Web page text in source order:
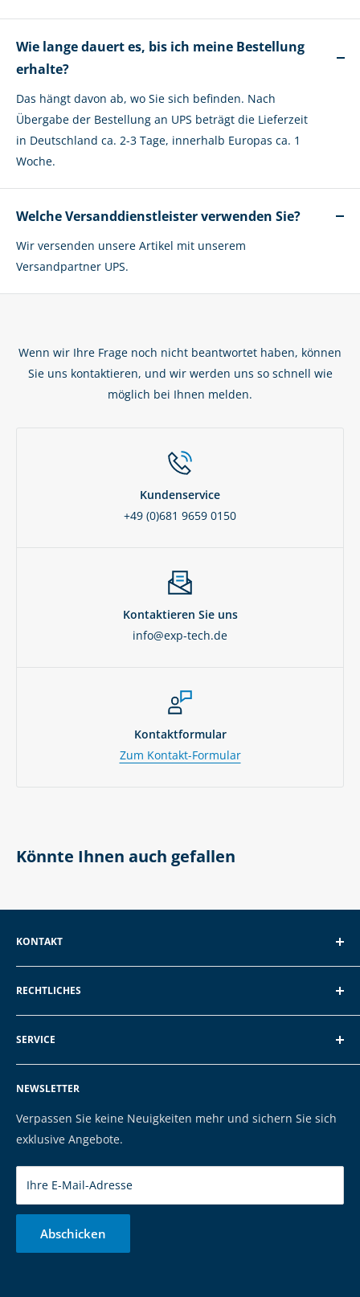
Wie lange dauert es, bis ich meine Bestellung
erhalte?
Das hängt davon ab, wo Sie sich befinden. Nach
Übergabe der Bestellung an UPS beträgt die Lieferzeit
in Deutschland ca. 2-3 Tage, innerhalb Europas ca. 1
Woche.
Welche Versanddienstleister verwenden Sie?
Wir versenden unsere Artikel mit unserem
Versandpartner UPS.
Wenn wir Ihre Frage noch nicht beantwortet haben, können
Sie uns kontaktieren, und wir werden uns so schnell wie
möglich bei Ihnen melden.
Kundenservice
+49 (0)681 9659 0150
Kontaktieren Sie uns
info@exp-tech.de
Kontaktformular
Zum Kontakt-Formular
Könnte Ihnen auch gefallen
KONTAKT
EXP GmbH
NEWSLETTER
Verpassen Sie keine Neuigkeiten mehr und sichern Sie sich
exklusive Angebote.
Ihre E-Mail-Adresse
Abschicken
RECHTLICHES
Über EXP
AGB und Kundeninformationen
Datenschutzerklärung
Impressum
Cookies
SERVICE
FAQ
Kontakt
Versand & Zahlung
Marken